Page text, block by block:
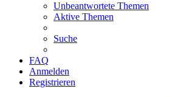
Unbeantwortete Themen
Aktive Themen
Suche
FAQ
Anmelden
Registrieren